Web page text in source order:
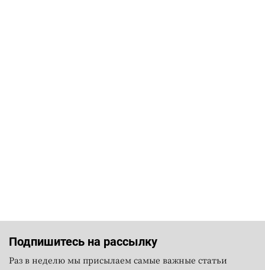
Подпишитесь на рассылку
Раз в неделю мы присылаем самые важные статьи